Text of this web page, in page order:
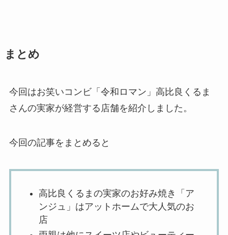
まとめ
今回はお笑いコンビ「令和ロマン」高比良くるま
さんの実家が経営する店舗を紹介しました。
今回の記事をまとめると
高比良くるまの実家のお好み焼き「ア
ンジュ」はアットホームで大人気のお
店